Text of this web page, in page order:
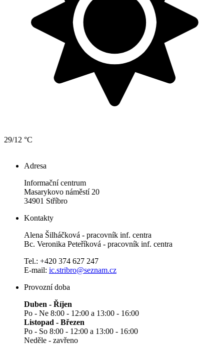
29/12 °C
Adresa
Informační centrum
Masarykovo náměstí 20
34901 Stříbro
Kontakty
Alena Šilháčková - pracovník inf. centra
Bc. Veronika Peteříková - pracovník inf. centra
Tel.: +420 374 627 247
E-mail: ic.stribro@seznam.cz
Provozní doba
Duben - Říjen
Po - Ne 8:00 - 12:00 a 13:00 - 16:00
Listopad - Březen
Po - So 8:00 - 12:00 a 13:00 - 16:00
Neděle - zavřeno